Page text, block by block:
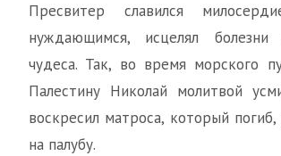
Пресвитер славился
нуждающимся, исцелял
чудеса. Так, во время морского
Палестину Николай молитвой
воскресил матроса, который
на палубу.